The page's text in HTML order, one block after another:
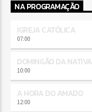
NA PROGRAMAÇÃO
IGREJA CATÓLICA
07:00
DOMINGÃO DA NATIVA
10:00
A HORA DO AMADO
12:00